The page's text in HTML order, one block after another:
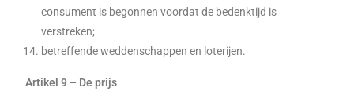
consument is begonnen voordat de bedenktijd is
verstreken;
betreffende weddenschappen en loterijen.
Artikel 9 – De prijs